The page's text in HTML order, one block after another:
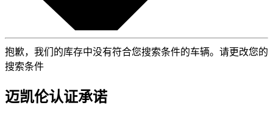
抱歉，我们的库存中没有符合您搜索条件的车辆。请更改您的
搜索条件
迈凯伦认证承诺